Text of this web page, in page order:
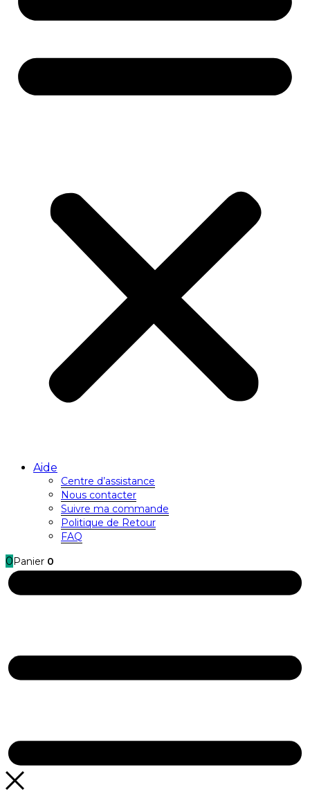
Aide
Centre d’assistance
Nous contacter
Suivre ma commande
Politique de Retour
FAQ
0 Panier 0